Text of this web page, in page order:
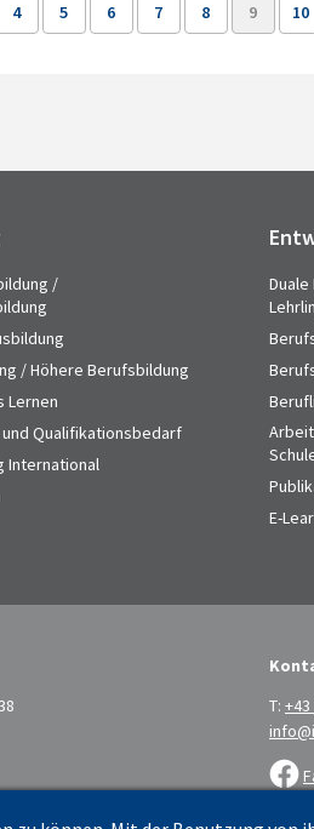
4 5 6 7 8 9 10
/
/ Höhere Berufsbildung
Lernen
Qualifikationsbedarf
International
E-
T: